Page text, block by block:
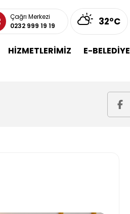
Çağrı Merkezi
0232 999 19 19
32°C
HİZMETLERİMİZ E-BELEDİYE